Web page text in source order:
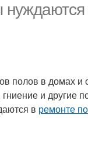
полов в домах и
и другие
в ремонте по